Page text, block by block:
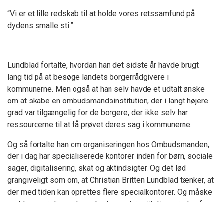
“Vi er et lille redskab til at holde vores retssamfund på
dydens smalle sti.”
Lundblad fortalte, hvordan han det sidste år havde brugt
lang tid på at besøge landets borgerrådgivere i
kommunerne. Men også at han selv havde et udtalt ønske
om at skabe en ombudsmandsinstitution, der i langt højere
grad var tilgængelig for de borgere, der ikke selv har
ressourcerne til at få prøvet deres sag i kommunerne.
Og så fortalte han om organiseringen hos Ombudsmanden,
der i dag har specialiserede kontorer inden for børn, sociale
sager, digitalisering, skat og aktindsigter. Og det lød
grangiveligt som om, at Christian Britten Lundblad tænker, at
der med tiden kan oprettes flere specialkontorer. Og måske